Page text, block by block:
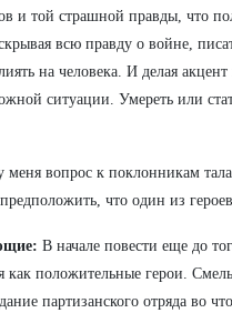
и той страшной правды, что
всю правду о войне,
на человека. И делая
ситуации. Умереть или
меня вопрос к поклонникам
что один из героев
В начале повести еще до
как положительные герои.
партизанского отряда во